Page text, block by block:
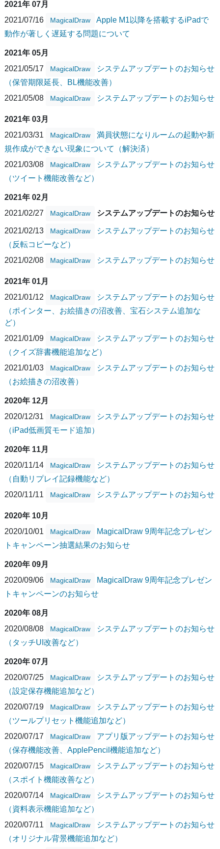
2021年 07月
2021/07/16
MagicalDraw
Apple M1以降を搭載するiPadで
動作が著しく遅延する問題について
2021年 05月
2021/05/17
MagicalDraw
システムアップデートのお知らせ
（保管期限延長、BL機能改善）
2021/05/08
MagicalDraw システムアップデートのお知らせ
2021年 03月
2021/03/31
MagicalDraw
満員状態になりルームの起動や新
規作成ができない現象について（解決済）
2021/03/08
MagicalDraw
システムアップデートのお知らせ
（ツイート機能改善など）
2021年 02月
2021/02/27
MagicalDraw システムアップデートのお知らせ
2021/02/13 MagicalDraw
システムアップデートのお知らせ
（反転コピーなど）
2021/02/08
MagicalDraw システムアップデートのお知らせ
2021年 01月
2021/01/12
MagicalDraw
システムアップデートのお知らせ
（ポインター、お絵描きの沼改善、宝石システム追加な
ど）
2021/01/09
MagicalDraw
システムアップデートのお知らせ
（クイズ辞書機能追加など）
2021/01/03
MagicalDraw
システムアップデートのお知らせ
（お絵描きの沼改善）
2020年 12月
2020/12/31
MagicalDraw
システムアップデートのお知らせ
（iPad低画質モード追加）
2020年 11月
2020/11/14
MagicalDraw
システムアップデートのお知らせ
（自動リプレイ記録機能など）
2020/11/11
MagicalDraw システムアップデートのお知らせ
2020年 10月
2020/10/01
MagicalDraw
MagicalDraw 9周年記念プレゼン
トキャンペーン抽選結果のお知らせ
2020年 09月
2020/09/06
MagicalDraw
MagicalDraw 9周年記念プレゼン
トキャンペーンのお知らせ
2020年 08月
2020/08/08
MagicalDraw
システムアップデートのお知らせ
（タッチUI改善など）
2020年 07月
2020/07/25
MagicalDraw
システムアップデートのお知らせ
（設定保存機能追加など）
2020/07/19
MagicalDraw
システムアップデートのお知らせ
（ツールプリセット機能追加など）
2020/07/17
MagicalDraw
アプリ版アップデートのお知らせ
（保存機能改善、ApplePencil機能追加など）
2020/07/15
MagicalDraw
システムアップデートのお知らせ
（スポイト機能改善など）
2020/07/14
MagicalDraw
システムアップデートのお知らせ
（資料表示機能追加など）
2020/07/11
MagicalDraw
システムアップデートのお知らせ
（オリジナル背景機能追加など）